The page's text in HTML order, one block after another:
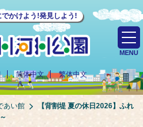
かけよう!発見しよう!
简体中文 繁体中文
MENU
あい館 【背割堤 夏の休日2026】ふれ